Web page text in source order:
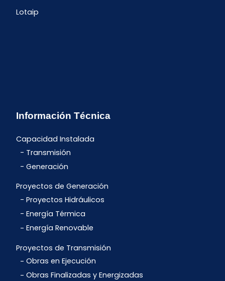
Lotaip
Información Técnica
Capacidad Instalada
Transmisión
Generación
Proyectos de Generación
Proyectos Hidráulicos
Energía Térmica
Energía Renovable
Proyectos de Transmisión
Obras en Ejecución
Obras Finalizadas y Energizadas